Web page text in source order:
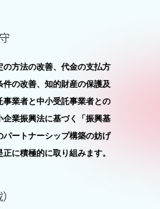
方法の改善、代金の支払方
の改善、知的財産の保護及
業者と中小受託事業者との
業振興法に基づく「振興基
ートナーシップ構築の妨げ
に積極的に取り組みます。